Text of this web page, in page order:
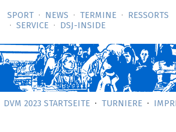
SPORT NEWS TERMINE
RESSORTS
SERVICE
DSJ-­INSIDE
DVM 2023 STARTSEITE TURNIERE